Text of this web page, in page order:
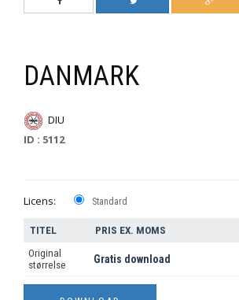
DANMARK
DIU
ID : 5112
Licens: Standard
TITEL PRIS EX. MOMS
Original
størrelse
Gratis download